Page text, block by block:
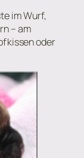
im Wurf,
– am
oder